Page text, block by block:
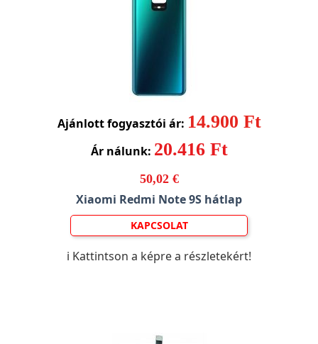
Ajánlott fogyasztói ár: 14.900 Ft
Ár nálunk: 20.416 Ft
50,02 €
Xiaomi Redmi Note 9S hátlap
KAPCSOLAT
ℹ️ Kattintson a képre a részletekért!